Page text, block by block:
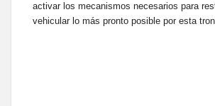
activar los mecanismos necesarios para
vehicular lo más pronto posible por esta